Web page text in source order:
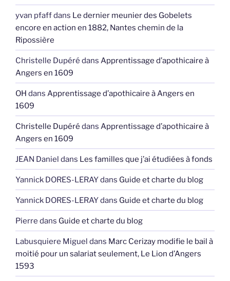
yvan pfaffdans Le dernier meunier des Gobelets
encore en action en 1882, Nantes chemin de la
Ripossière
Christelle Dupéré dans Apprentissage d’apothicaire à
Angers en 1609
OH dans Apprentissage d’apothicaire à Angers en
1609
Christelle Dupéré dans Apprentissage d’apothicaire à
Angers en 1609
JEAN Daniel dans Les familles que j’ai étudiées à fonds
Yannick DORES-LERAYdans Guide et charte du blog
Yannick DORES-LERAYdans Guide et charte du blog
Pierre dans Guide et charte du blog
Labusquiere Miguel dans Marc Cerizay modifie le bail à
moitié pour un salariat seulement, Le Lion d’Angers
1593